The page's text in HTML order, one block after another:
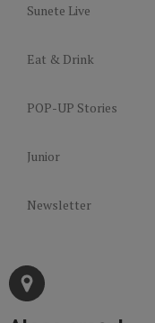
Sunete Live
Eat & Drink
POP-UP Stories
Junior
Newsletter